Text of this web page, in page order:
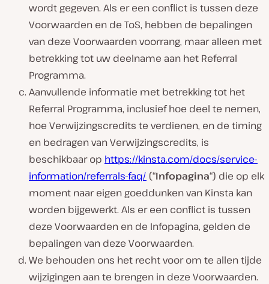
wordt gegeven. Als er een conflict is tussen deze
Voorwaarden en de ToS, hebben de bepalingen
van deze Voorwaarden voorrang, maar alleen met
betrekking tot uw deelname aan het Referral
Programma.
Aanvullende informatie met betrekking tot het
Referral Programma, inclusief hoe deel te nemen,
hoe Verwijzingscredits te verdienen, en de timing
en bedragen van Verwijzingscredits, is
beschikbaar op https://kinsta.com/docs/service-
information/referrals-faq/ (“Infopagina“) die op elk
moment naar eigen goeddunken van Kinsta kan
worden bijgewerkt. Als er een conflict is tussen
deze Voorwaarden en de Infopagina, gelden de
bepalingen van deze Voorwaarden.
We behouden ons het recht voor om te allen tijde
wijzigingen aan te brengen in deze Voorwaarden.